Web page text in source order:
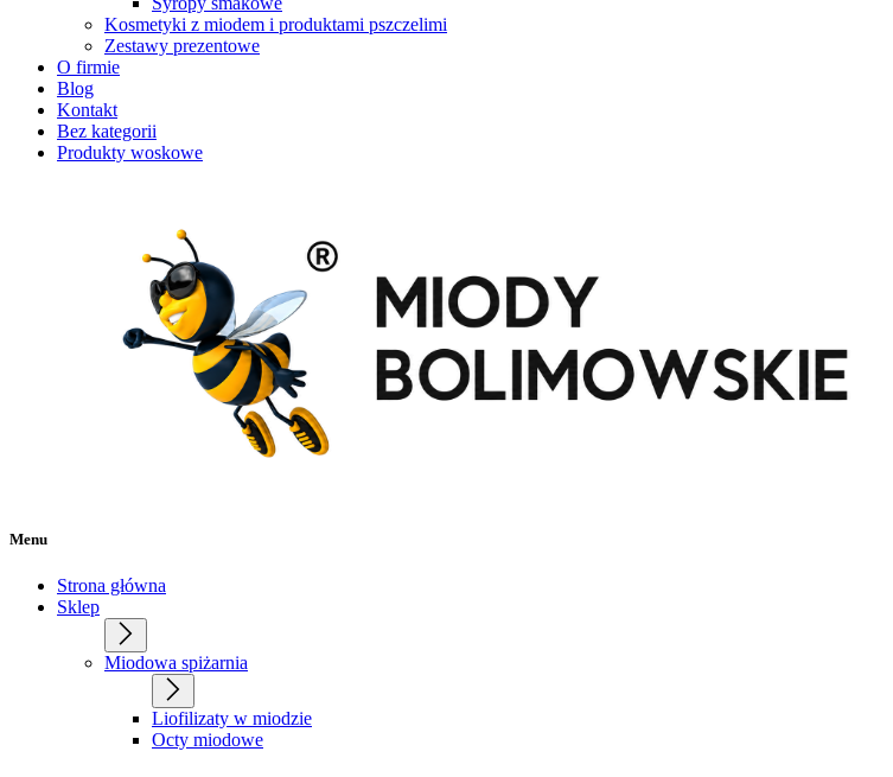
Kosmetyki z miodem i produktami pszczelimi
Zestawy prezentowe
O firmie
Blog
Kontakt
Bez kategorii
Produkty woskowe
Menu
Strona główna
Sklep
Miodowa spiżarnia
Liofilizaty w miodzie
Octy miodowe